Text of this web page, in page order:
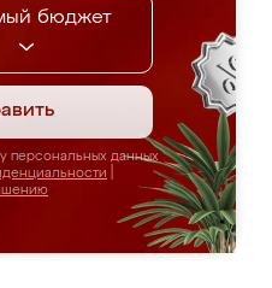
бюджет
персональных данных